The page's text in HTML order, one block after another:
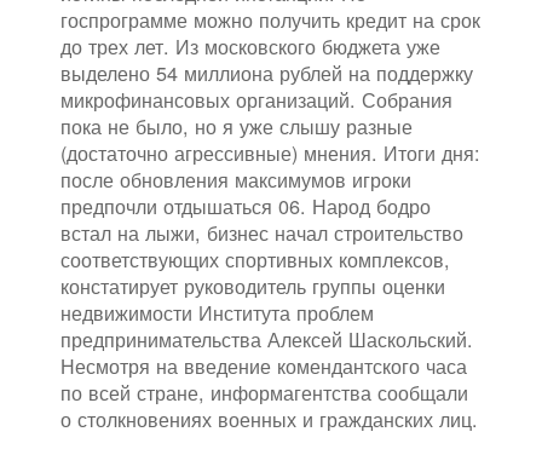
госпрограмме можно получить кредит на срок
до трех лет. Из московского бюджета уже
выделено 54 миллиона рублей на поддержку
микрофинансовых организаций. Собрания
пока не было, но я уже слышу разные
(достаточно агрессивные) мнения. Итоги дня:
после обновления максимумов игроки
предпочли отдышаться 06. Народ бодро
встал на лыжи, бизнес начал строительство
соответствующих спортивных комплексов,
констатирует руководитель группы оценки
недвижимости Института проблем
предпринимательства Алексей Шаскольский.
Несмотря на введение комендантского часа
по всей стране, информагентства сообщали
о столкновениях военных и гражданских лиц.